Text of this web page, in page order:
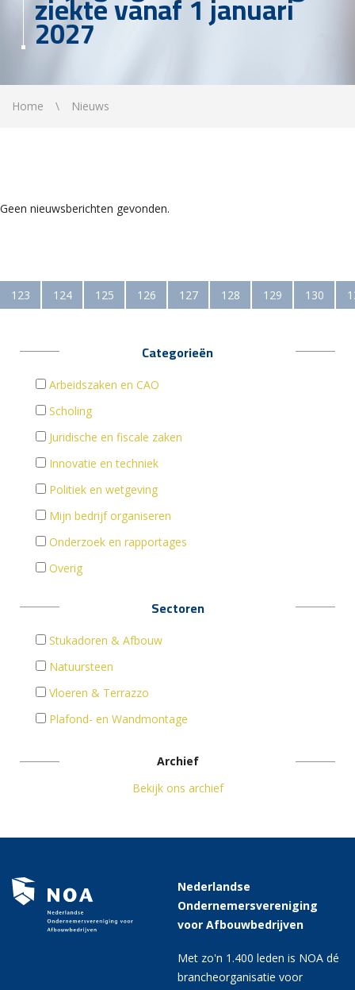
2027
Home Nieuws
Geen nieuwsberichten gevonden.
123 124 125 126 127 128 129 130
Categorieën
Arbeidszaken en CAO
Scholing
Juridische en fiscale zaken
Innovatie en techniek
Politiek en wetgeving
Mijn bedrijf organiseren
Onderzoek en rapportages
Overig
Sectoren
Stukadoren & Afbouw
Natuursteen
Vloeren & Terrazzo
Plafond- en Wandmontage
Archief
Bekijk ons archief
Nederlandse
Ondernemersvereniging
voor Afbouwbedrijven
Met zo'n 1.400 leden is NOA dé
brancheorganisatie voor